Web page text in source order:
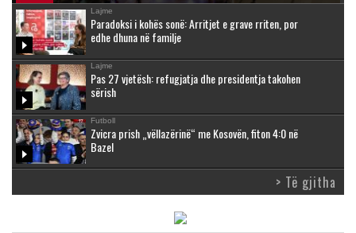
Lajme
Paradoksi i kohës sonë: Arritjet e grave rriten, por
edhe dhuna në familje
Lajme
Pas 27 vjetësh: refugjatja dhe presidentja takohen
sërish
Futboll
Zvicra prish „vëllazërinë“ me Kosovën, fiton 4:0 në
Bazel
> Të gjitha